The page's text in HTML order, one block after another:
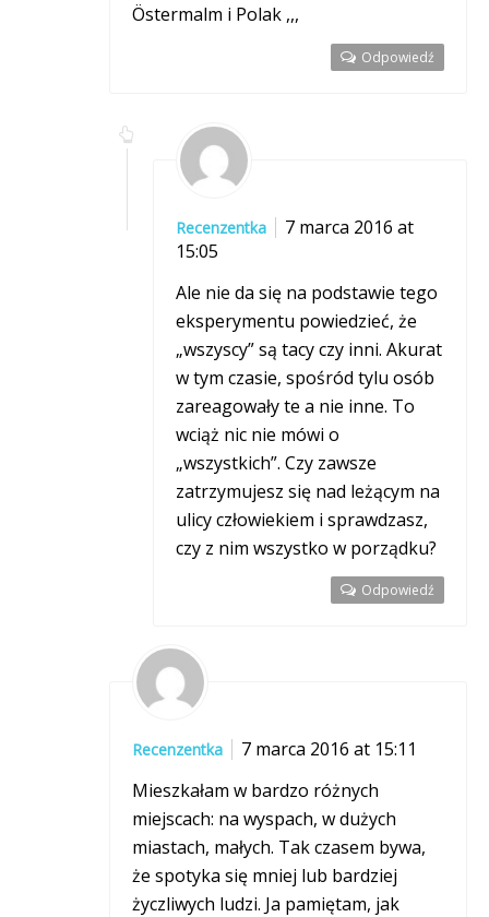
Östermalm i Polak ,,,
Odpowiedź
Recenzentka
7 marca 2016 at
15:05
Ale nie da się na podstawie tego
eksperymentu powiedzieć, że
„wszyscy” są tacy czy inni. Akurat
w tym czasie, spośród tylu osób
zareagowały te a nie inne. To
wciąż nic nie mówi o
„wszystkich”. Czy zawsze
zatrzymujesz się nad leżącym na
ulicy człowiekiem i sprawdzasz,
czy z nim wszystko w porządku?
Odpowiedź
Recenzentka
7 marca 2016 at 15:11
Mieszkałam w bardzo różnych
miejscach: na wyspach, w dużych
miastach, małych. Tak czasem bywa,
że spotyka się mniej lub bardziej
życzliwych ludzi. Ja pamiętam, jak